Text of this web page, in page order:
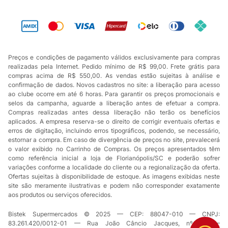
Preços e condições de pagamento válidos exclusivamente para compras
realizadas pela Internet. Pedido mínimo de R$ 99,00. Frete grátis para
compras acima de R$ 550,00. As vendas estão sujeitas à análise e
confirmação de dados. Novos cadastros no site: a liberação para acesso
ao clube ocorre em até 6 horas. Para garantir os preços promocionais e
selos da campanha, aguarde a liberação antes de efetuar a compra.
Compras realizadas antes dessa liberação não terão os benefícios
aplicados. A empresa reserva-se o direito de corrigir eventuais ofertas e
erros de digitação, incluindo erros tipográficos, podendo, se necessário,
estornar a compra. Em caso de divergência de preços no site, prevalecerá
o valor exibido no Carrinho de Compras. Os preços apresentados têm
como referência inicial a loja de Florianópolis/SC e poderão sofrer
variações conforme a localidade do cliente ou a regionalização da oferta.
Ofertas sujeitas à disponibilidade de estoque. As imagens exibidas neste
site são meramente ilustrativas e podem não corresponder exatamente
aos produtos ou serviços oferecidos.
Bistek Supermercados © 2025 — CEP: 88047-010 — CNPJ:
83.261.420/0012-01 — Rua João Câncio Jacques, nº 49 —